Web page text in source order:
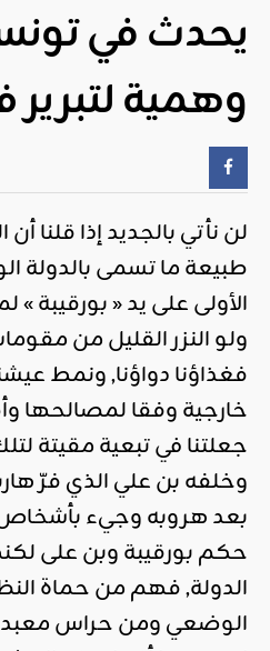
يحدث في
وهمية
لن نأتي بالجديد إذا قلنا
طبيعة ما تسمى بالدولة
الأولى على يد « بورقيبة
ولو النزر القليل من
فغذاؤنا دواؤنا, ونمط
خارجية وفقا لمصالحها
جعلتنا في تبعية مقيتة
وخلفه بن علي الذي فرّ
بعد هروبه وجيء
حكم بورقيبة وبن على
الدولة, فهم من حماة
الوضعي ومن حراس معبده